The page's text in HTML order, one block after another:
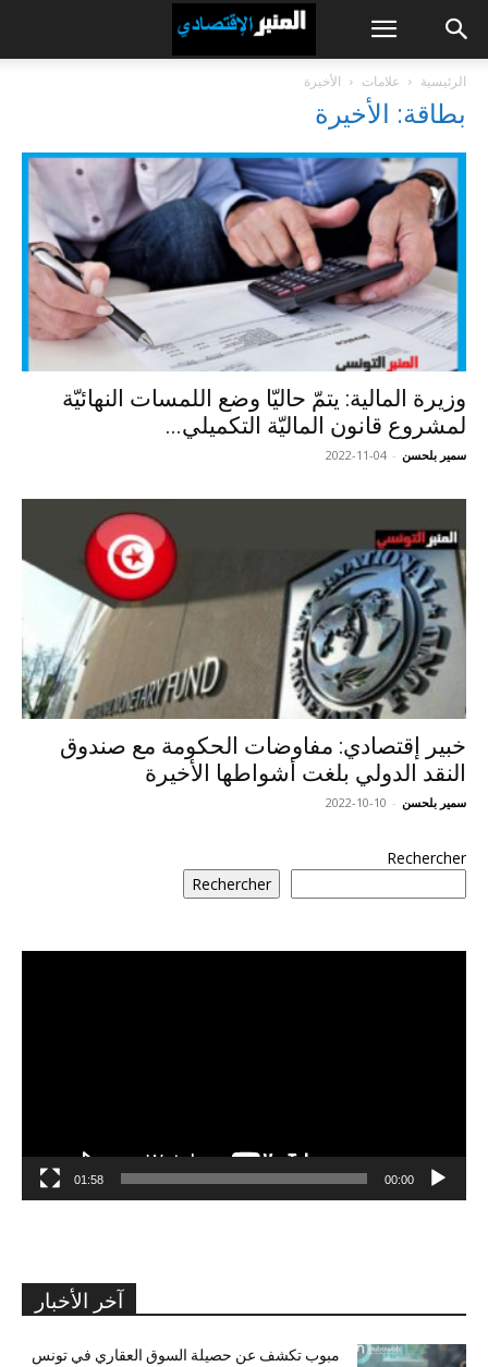
الرئيسية علامات الأخيرة
بطاقة: الأخيرة
وزيرة المالية: يتمّ حاليّا وضع اللمسات النهائيّة
لمشروع قانون الماليّة التكميلي...
سمير بلحسن -
2022-11-04
خبير إقتصادي: مفاوضات الحكومة مع صندوق
النقد الدولي بلغت أشواطها الأخيرة
سمير بلحسن -
2022-10-10
Rechercher
Rechercher
00:00
01:58
آخر الأخبار
مبوب تكشف عن حصيلة السوق العقاري في تونس